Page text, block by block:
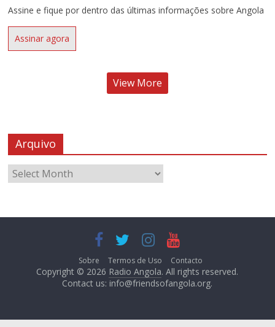
Assine e fique por dentro das últimas informações sobre Angola
Assinar agora
View More
Arquivo
Sobre Termos de Uso Contacto
Copyright © 2026 Radio Angola. All rights reserved.
Contact us: info@friendsofangola.org.